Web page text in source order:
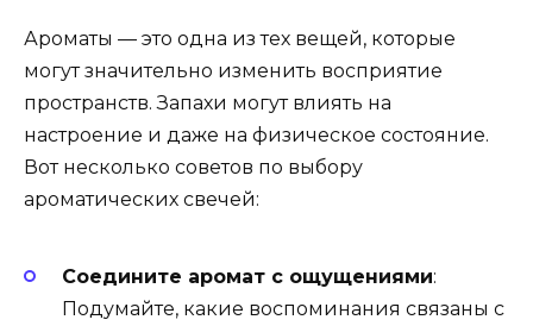
Ароматы — это одна из тех вещей, которые
могут значительно изменить восприятие
пространств. Запахи могут влиять на
настроение и даже на физическое состояние.
Вот несколько советов по выбору
ароматических свечей:
Соедините аромат с ощущениями:
Подумайте, какие воспоминания связаны с